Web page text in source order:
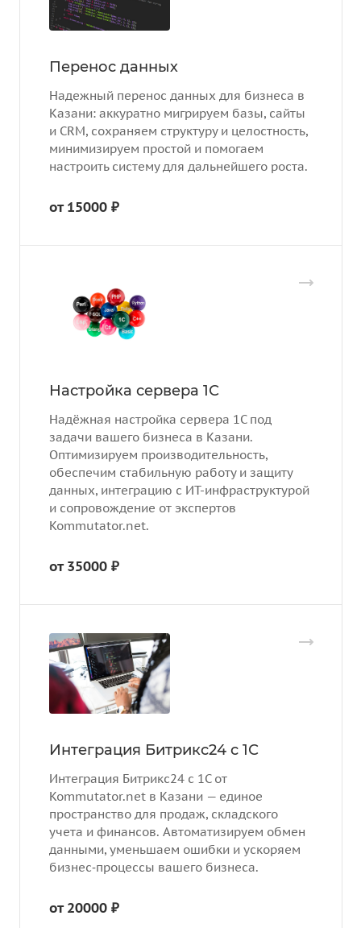
Перенос данных
Надежный перенос данных для бизнеса в
Казани: аккуратно мигрируем базы, сайты
и CRM, сохраняем структуру и целостность,
минимизируем простой и помогаем
настроить систему для дальнейшего роста.
от 15000 ₽
Настройка сервера 1С
Надёжная настройка сервера 1С под
задачи вашего бизнеса в Казани.
Оптимизируем производительность,
обеспечим стабильную работу и защиту
данных, интеграцию с ИТ-инфраструктурой
и сопровождение от экспертов
Kommutator.net.
от 35000 ₽
Интеграция Битрикс24 с 1С
Интеграция Битрикс24 с 1С от
Kommutator.net в Казани — единое
пространство для продаж, складского
учета и финансов. Автоматизируем обмен
данными, уменьшаем ошибки и ускоряем
бизнес‑процессы вашего бизнеса.
от 20000 ₽